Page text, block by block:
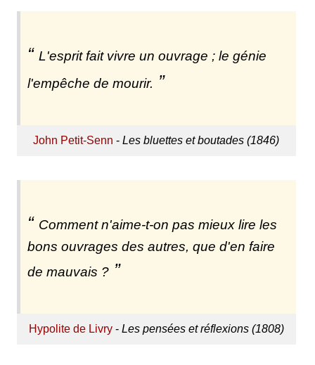
L'esprit fait vivre un ouvrage ; le génie
l'empêche de mourir.
John Petit-Senn -Les bluettes et boutades (1846)
Comment n'aime-t-on pas mieux lire les
bons ouvrages des autres, que d'en faire
de mauvais ?
Hypolite de Livry- Les pensées et réflexions (1808)